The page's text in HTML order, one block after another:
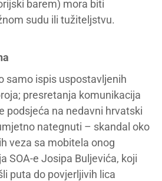
barem) mora biti
sudu ili tužiteljstvu.
samo ispis uspostavljenih
presretanja komunikacija
podsjeća na nedavni hrvatski
nategnuti – skandal oko
veza sa mobitela onog
SOA-e Josipa Buljevića, koji
puta do povjerljivih lica